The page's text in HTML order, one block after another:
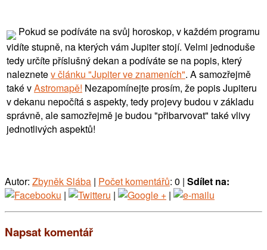
Pokud se podíváte na svůj horoskop, v každém programu
vidíte stupně, na kterých vám Jupiter stojí. Velmi jednoduše
tedy určíte příslušný dekan a podíváte se na popis, který
naleznetev článku "Jupiter ve znameních". A samozřejmě
také vAstromapě! Nezapomínejte prosím, že popis Jupiteru
v dekanu nepočítá s aspekty, tedy projevy budou v základu
správně, ale samozřejmě je budou "přibarvovat" také vlivy
jednotlivých aspektů!
Autor: Zbyněk Slába | Počet komentářů: 0 | Sdílet na:
|
| |
Napsat komentář